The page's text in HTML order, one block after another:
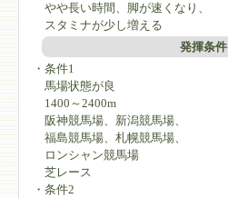
やや長い時間、脚が速くなり、
スタミナが少し増える
発揮条件
・条件1
馬場状態が良
1400～2400m
阪神競馬場、新潟競馬場、
福島競馬場、札幌競馬場、
ロンシャン競馬場
芝レース
・条件2